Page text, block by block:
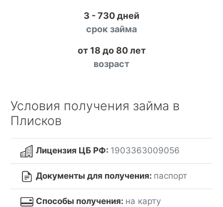
3 - 730 дней
срок займа
от 18 до 80 лет
возраст
Условия получения займа в
Плисков
Лицензия ЦБ РФ: 1903363009056
Документы для получения: паспорт
Способы получения: на карту